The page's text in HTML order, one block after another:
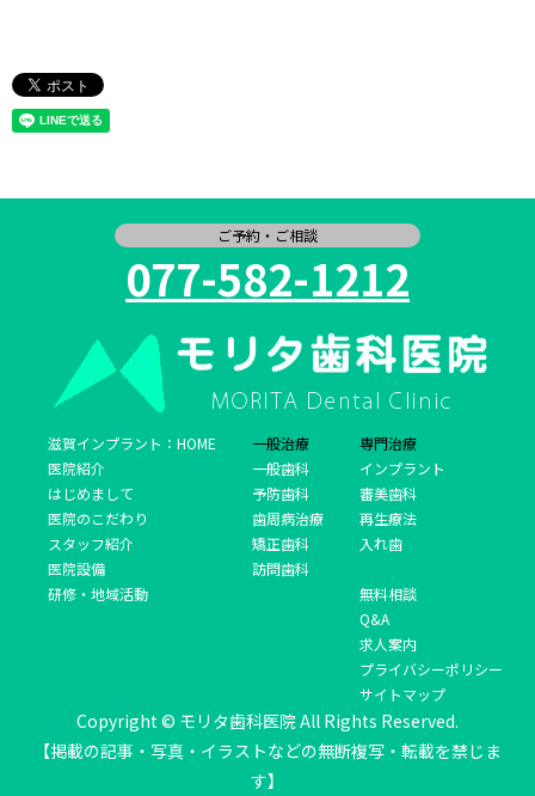
ご予約・ご相談
077-582-1212
滋賀インプラント：HOME
医院紹介
はじめまして
医院のこだわり
スタッフ紹介
医院設備
研修・地域活動
一般治療
一般歯科
予防歯科
歯周病治療
矯正歯科
訪問歯科
専門治療
インプラント
審美歯科
再生療法
入れ歯
無料相談
Q&A
求人案内
プライバシーポリシー
サイトマップ
Copyright © モリタ歯科医院 All Rights Reserved.
【掲載の記事・写真・イラストなどの無断複写・転載を禁じま
す】